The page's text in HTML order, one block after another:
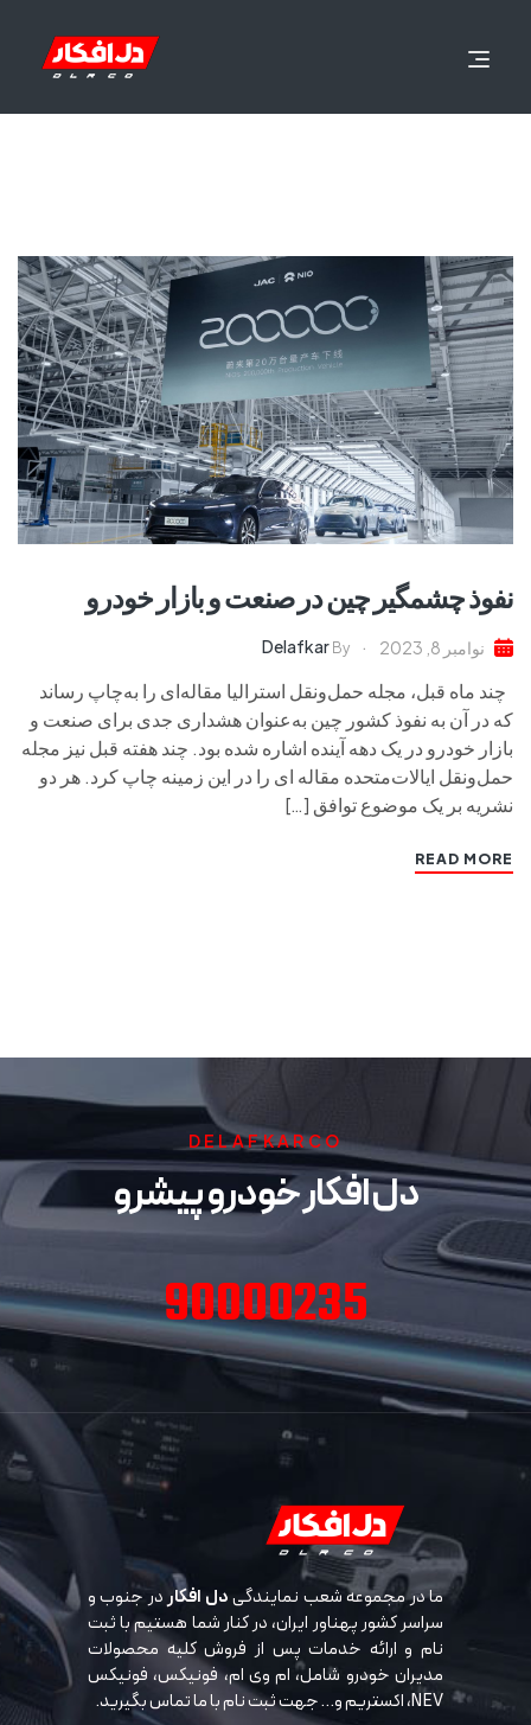
نفوذ چشمگیر چین در صنعت و بازار خودرو
نوامبر 8, 2023 By
Delafkar
چند ماه قبل، مجله حمل‌ونقل استرالیا مقاله‌ای را به‌چاپ رساند
که در آن به نفوذ کشور چین به‌عنوان هشداری جدی برای صنعت و
بازار خودرو در یک دهه آینده اشاره شده بود. چند هفته قبل نیز مجله
حمل‌ونقل ایالات‌متحده مقاله‌ ای را در این زمینه چاپ کرد. هر دو
نشریه بر یک موضوع توافق […]
READ MORE
DELAFKARCO
دل افکار خودرو پیشرو
90000235
ما در مجموعه شعب نمایندگیدل افکاردر جنوب و
سراسر کشور پهناور ایران، در کنار شما هستیم با ثبت
نام و ارائه خدمات پس از فروش کلیه محصولات
مدیران خودرو شامل، ام وی ام، فونیکس، فونیکس
NEV، اکستریم و… جهت ثبت نام با ما تماس بگیرید.